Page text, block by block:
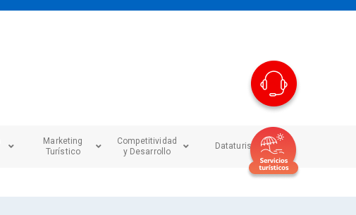
Marketing
Turístico
Competitividad
y Desarrollo
Dataturismo